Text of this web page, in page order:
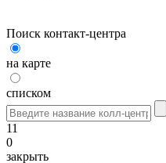
Поиск контакт-центра
на карте
списком
11
0
закрыть